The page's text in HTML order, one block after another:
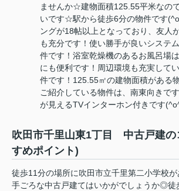
ませんか☆建物面積125.55平米なの
いです☆駅から徒歩6分の物件です
ングが18帖以上となっており、友人
も充分です！使い勝手が良いシステ
件です！浴室乾燥機のあるお風呂場
にも便利です！周辺環境も充実して
件です！125.55㎡の建物面積がある
ご紹介している物件は、南東向きで
が見えるTVインターホン付きです
吹田市千里山東1丁目 中古戸建の
すめポイント)
徒歩11分の場所に吹田市立千里第二小学校
手ごろな中古戸建てはいかがでしょうか◎徒